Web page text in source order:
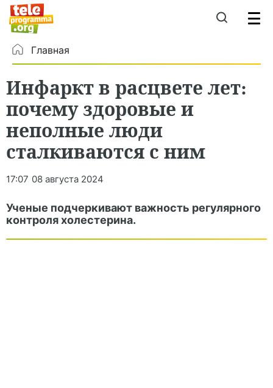
Главная
Инфаркт в расцвете лет:
почему здоровые и
неполные люди
сталкиваются с ним
17:07 08 августа 2024
Ученые подчеркивают важность регулярного
контроля холестерина.